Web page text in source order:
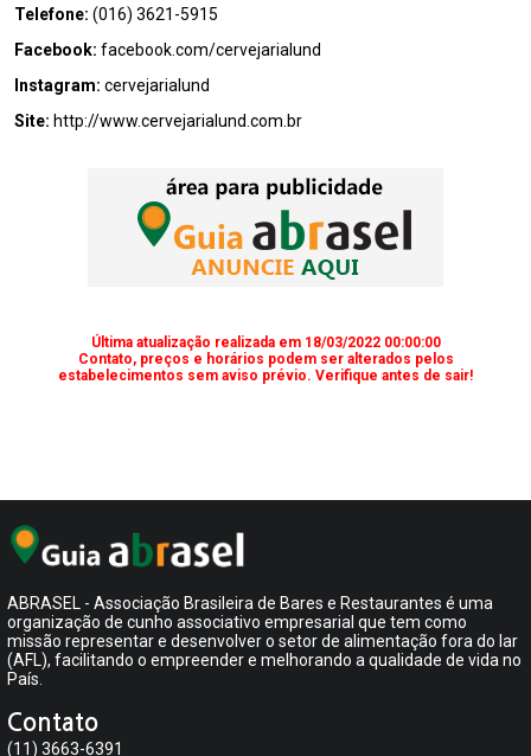
Telefone: (016) 3621-5915
Facebook: facebook.com/cervejarialund
Instagram: cervejarialund
Site: http://www.cervejarialund.com.br
Última atualização realizada em 18/03/2022 00:00:00
Contato, preços e horários podem ser alterados pelos
estabelecimentos sem aviso prévio. Verifique antes de sair!
ABRASEL - Associação Brasileira de Bares e Restaurantes é uma
organização de cunho associativo empresarial que tem como
missão representar e desenvolver o setor de alimentação fora do lar
(AFL), facilitando o empreender e melhorando a qualidade de vida no
País.
Contato
(11) 3663-6391